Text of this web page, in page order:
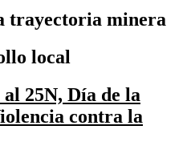
trayectoria minera
local
25N, Día de la
contra la